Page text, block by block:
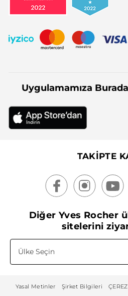
Uygulamamıza
TAKİPTE
Diğer Yves Rocher
sitelerini
Ülke Seçin
Yasal Metinler Şirket Bilgileri